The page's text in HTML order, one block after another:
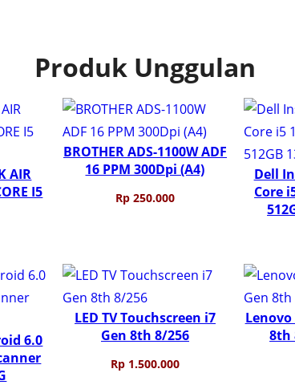
Produk Unggulan
AIR
I5
BROTHER ADS-1100W ADF
16 PPM 300Dpi (A4)
Rp250.000
Dell
Core
6.0
LED TV Touchscreen i7
Gen 8th 8/256
Rp1.500.000
Lenovo
8th